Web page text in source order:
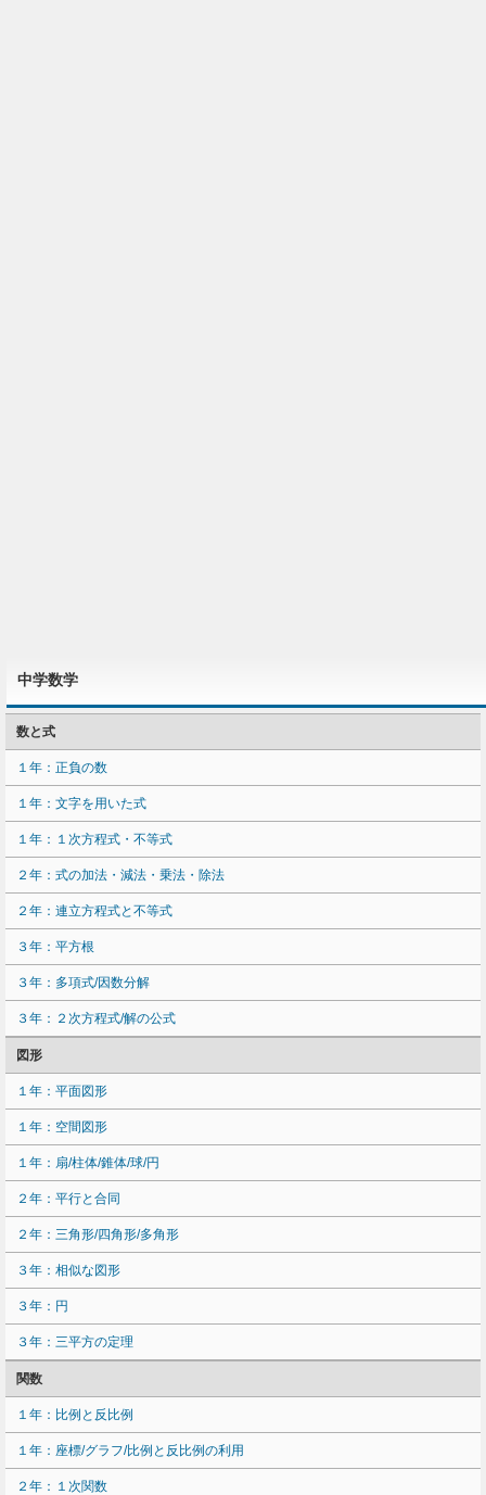
中学数学
数と式
１年：正負の数
１年：文字を用いた式
１年：１次方程式・不等式
２年：式の加法・減法・乗法・除法
２年：連立方程式と不等式
３年：平方根
３年：多項式/因数分解
３年：２次方程式/解の公式
図形
１年：平面図形
１年：空間図形
１年：扇/柱体/錐体/球/円
２年：平行と合同
２年：三角形/四角形/多角形
３年：相似な図形
３年：円
３年：三平方の定理
関数
１年：比例と反比例
１年：座標/グラフ/比例と反比例の利用
２年：１次関数